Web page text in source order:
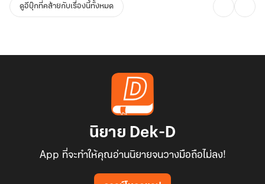
ดูอีบุ๊กที่คล้ายกับเรื่องนี้ทั้งหมด
นิยาย Dek-D
App ที่จะทำให้คุณอ่านนิยายจนวางมือถือไม่ลง!